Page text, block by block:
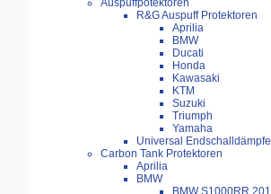
Auspuffpotektoren
R&G Auspuff Protektoren
Aprilia
BMW
Ducati
Honda
Kawasaki
KTM
Suzuki
Triumph
Yamaha
Universal
Carbon Tank Protektoren
Aprilia
BMW
BMW S1000RR